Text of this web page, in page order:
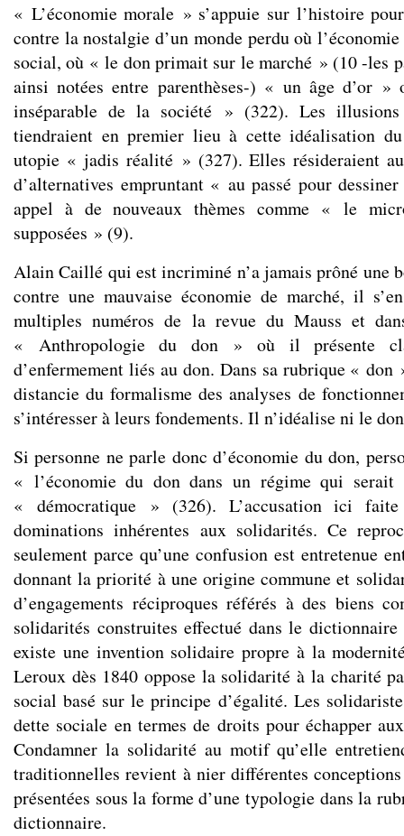
« L’économie morale » s’appuie sur l’histoire
contre la nostalgie d’un monde perdu où
social, où « le don primait sur le marché » (10 -les
ainsi notées entre parenthèses-) « un âge d’or »
inséparable de la société » (322). Les illusions
tiendraient en premier lieu à cette idéalisation
utopie « jadis réalité » (327). Elles résideraient
d’alternatives empruntant « au passé pour
appel à de nouveaux thèmes comme « le
supposées » (9).
Alain Caillé qui est incriminé n’a jamais prôné une
contre une mauvaise économie de marché, il
multiples numéros de la revue du Mauss et
« Anthropologie du don » où il présente
d’enfermement liés au don. Dans sa rubrique «
distancie du formalisme des analyses de
s’intéresser à leurs fondements. Il n’idéalise ni le
Si personne ne parle donc d’économie du don,
« l’économie du don dans un régime qui
« démocratique » (326). L’accusation ici
dominations inhérentes aux solidarités. Ce
seulement parce qu’une confusion est entretenue
donnant la priorité à une origine commune et
d’engagements réciproques référés à des biens
solidarités construites effectué dans le
existe une invention solidaire propre à la
Leroux dès 1840 oppose la solidarité à la charité
social basé sur le principe d’égalité. Les
dette sociale en termes de droits pour échapper
Condamner la solidarité au motif qu’elle
traditionnelles revient à nier différentes
présentées sous la forme d’une typologie dans la
dictionnaire.